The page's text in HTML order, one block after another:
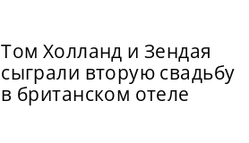
Том Холланд и Зендая
сыграли вторую свадьбу
в британском отеле